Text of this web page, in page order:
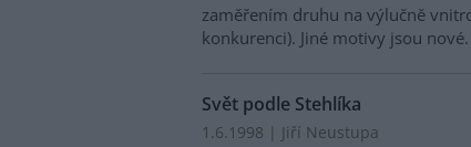
zaměřením druhu na výlučně
konkurenci). Jiné motivy jsou nové.
Svět podle Stehlíka
1.6.1998 | Jiří Neustupa